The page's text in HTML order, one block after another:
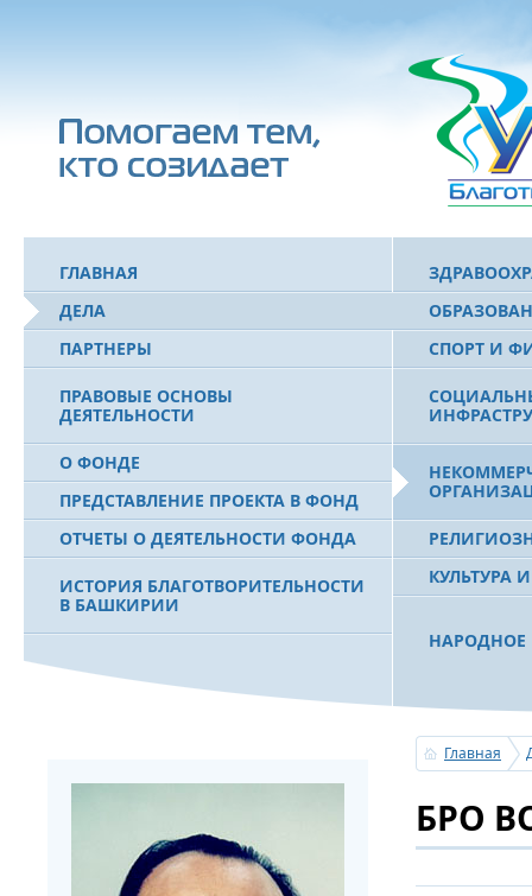
ГЛАВНАЯ
ДЕЛА
ПАРТНЕРЫ
ПРАВОВЫЕ ОСНОВЫ
ДЕЯТЕЛЬНОСТИ
О ФОНДЕ
ПРЕДСТАВЛЕНИЕ ПРОЕКТА В ФОНД
ОТЧЕТЫ О ДЕЯТЕЛЬНОСТИ ФОНДА
ИСТОРИЯ БЛАГОТВОРИТЕЛЬНОСТИ
В БАШКИРИИ
МУРТАЗЕ РАХИМОВЕ
СПОРТ И
КУЛЬТУРА
НАРОДНОЕ
СОВЕТА
Главная
БРО